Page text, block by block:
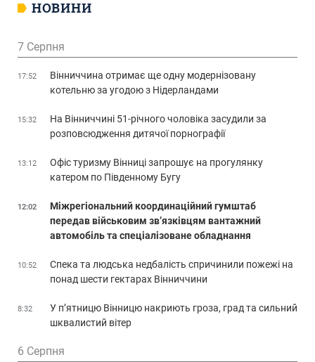
НОВИНИ
7 Серпня
17:52
Вінниччина отримає ще одну модернізовану
котельню за угодою з Нідерландами
15:32
На Вінниччині 51-річного чоловіка засудили за
розповсюдження дитячої порнографії
13:12
Офіс туризму Вінниці запрошує на прогулянку
катером по Південному Бугу
12:02
Міжрегіональний координаційний гумштаб
передав військовим зв’язківцям вантажний
автомобіль та спеціалізоване обладнання
10:52
Спека та людська недбалість спричинили пожежі на
понад шести гектарах Вінниччини
8:32
У п’ятницю Вінницю накриють гроза, град та сильний
шквалистий вітер
6 Серпня